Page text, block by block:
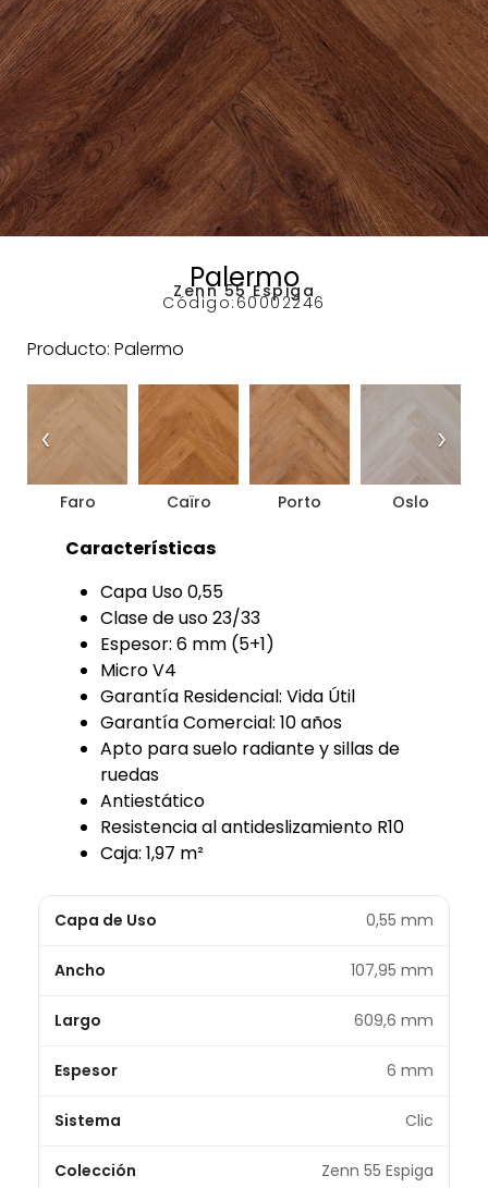
Palermo
Zenn 55 Espiga
Código: 60002246
Producto: Palermo
Faro Caïro Porto Oslo
‹ ›
Características
Capa Uso 0,55
Clase de uso 23/33
Espesor: 6 mm (5+1)
Micro V4
Garantía Residencial: Vida Útil
Garantía Comercial: 10 años
Apto para suelo radiante y sillas de
ruedas
Antiestático
Resistencia al antideslizamiento R10
Caja: 1,97 m²
Capa de Uso 0,55 mm
Ancho 107,95 mm
Largo 609,6 mm
Espesor 6 mm
Sistema Clic
Colección Zenn 55 Espiga